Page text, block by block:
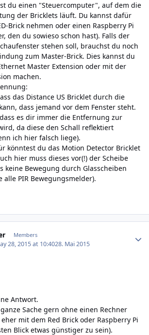
du einen "Steuercomputer", auf dem die
der Bricklets läuft. Du kannst dafür
Brick nehmen oder einen Raspberry Pi
den du sowieso schon hast). Falls der
stehen soll, brauchst du noch
zum Master-Brick. Dies kannst du
Master Extension oder mit der
machen.
das Distance US Bricklet durch die
dass jemand vor dem Fenster steht.
es dir immer die Entfernung zur
da diese den Schall reflektiert
ich hier falsch liege).
könntest du das Motion Detector Bricklet
hier muss dieses vor(!) der Scheibe
keine Bewegung durch Glasscheiben
alle PIR Bewegungsmelder).
Members
28, 2015 at 10:4028. Mai 2015
Antwort.
Sache gern ohne einen Rechner
mit dem Red Brick oder Raspberry Pi
Blick etwas günstiger zu sein).